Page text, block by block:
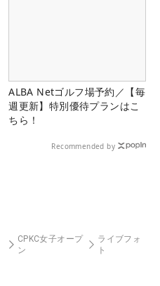
ALBA Netゴルフ場予約／【毎
週更新】特別優待プランはこ
ちら！
Recommended by
CPKC女子オープ
ン
ライブフォ
ト